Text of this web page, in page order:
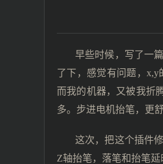
早些时候，写了一
了下，感觉有问题，x,y
而我的机器，又被我折
多。步进电机抬笔，更
这次，把这个插件
Z轴抬笔，落笔和抬笔延